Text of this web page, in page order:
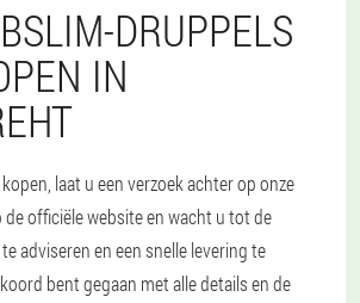
DRUPPELS
IN
laat u een verzoek achter op onze
officiële website en wacht u tot de
adviseren en een snelle levering te
bent gegaan met alle details en de